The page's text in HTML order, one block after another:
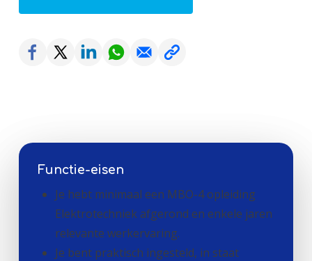
Functie-eisen
Je hebt minimaal een MBO-4 opleiding
Elektrotechniek afgerond en enkele jaren
relevante werkervaring.
Je bent praktisch ingesteld, in staat